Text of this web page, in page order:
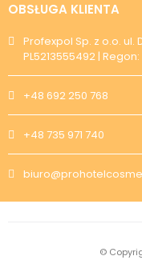
OBSŁUGA KLIENTA
Profexpol Sp. z o.o.
PL5213555492 |
+48 692 250 768
+48 735 971 740
©